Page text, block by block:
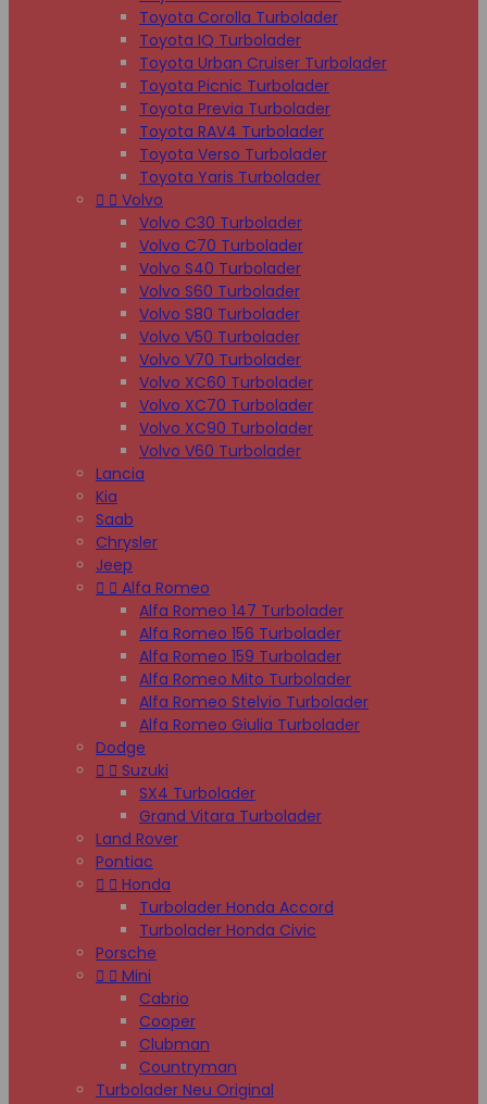
Toyota Corolla Turbolader
Toyota IQ Turbolader
Toyota Urban Cruiser Turbolader
Toyota Picnic Turbolader
Toyota Previa Turbolader
Toyota RAV4 Turbolader
Toyota Verso Turbolader
Toyota Yaris Turbolader
  Volvo
Volvo C30 Turbolader
Volvo C70 Turbolader
Volvo S40 Turbolader
Volvo S60 Turbolader
Volvo S80 Turbolader
Volvo V50 Turbolader
Volvo V70 Turbolader
Volvo XC60 Turbolader
Volvo XC70 Turbolader
Volvo XC90 Turbolader
Volvo V60 Turbolader
Lancia
Kia
Saab
Chrysler
Jeep
  Alfa Romeo
Alfa Romeo 147 Turbolader
Alfa Romeo 156 Turbolader
Alfa Romeo 159 Turbolader
Alfa Romeo Mito Turbolader
Alfa Romeo Stelvio Turbolader
Alfa Romeo Giulia Turbolader
Dodge
  Suzuki
SX4 Turbolader
Grand Vitara Turbolader
Land Rover
Pontiac
  Honda
Turbolader Honda Accord
Turbolader Honda Civic
Porsche
  Mini
Cabrio
Cooper
Clubman
Countryman
Turbolader Neu Original